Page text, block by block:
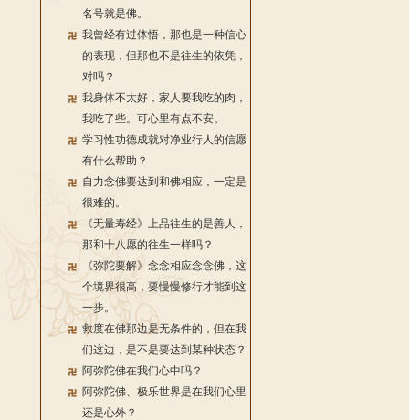
名号就是佛。
我曾经有过体悟，那也是一种信心
的表现，但那也不是往生的依凭，
对吗？
我身体不太好，家人要我吃的肉，
我吃了些。可心里有点不安。
学习性功德成就对净业行人的信愿
有什么帮助？
自力念佛要达到和佛相应，一定是
很难的。
《无量寿经》上品往生的是善人，
那和十八愿的往生一样吗？
《弥陀要解》念念相应念念佛，这
个境界很高，要慢慢修行才能到这
一步。
救度在佛那边是无条件的，但在我
们这边，是不是要达到某种状态？
阿弥陀佛在我们心中吗？
阿弥陀佛、极乐世界是在我们心里
还是心外？